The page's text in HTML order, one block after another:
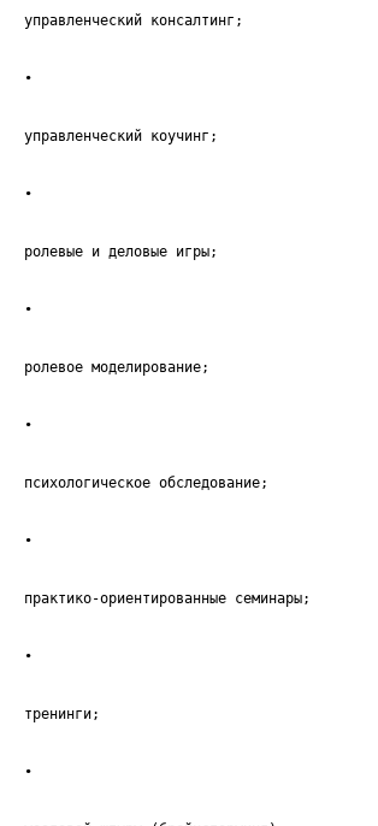
управленческий консалтинг;
•
управленческий коучинг;
•
ролевые и деловые игры;
•
ролевое моделирование;
•
психологическое обследование;
•
практико-ориентированные семинары;
•
тренинги;
•